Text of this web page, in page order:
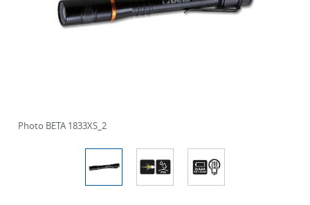
Photo BETA 1833XS_2